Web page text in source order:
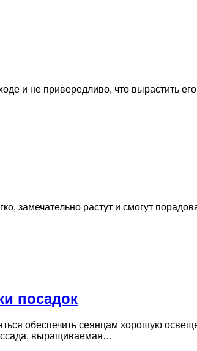
и не привередливо, что вырастить
замечательно растут и смогут
посадок
обеспечить сеянцам хорошую
выращиваемая…